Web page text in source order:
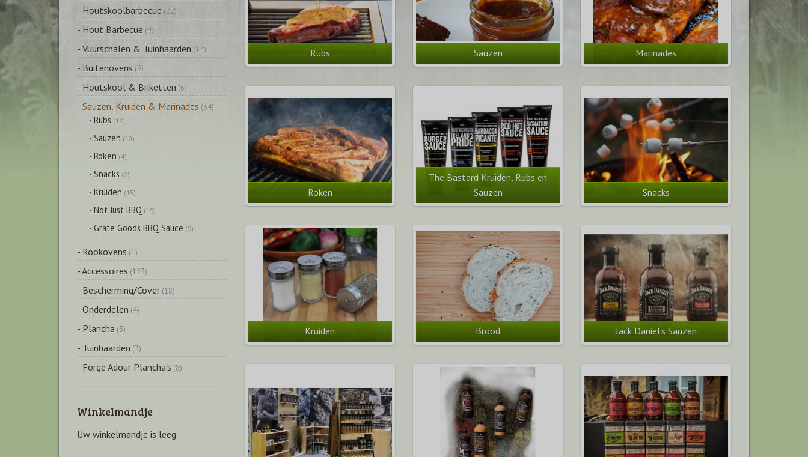
Rubs Sauzen Marinades
Roken
The Bastard Kruiden, Rubs en
Sauzen
Snacks
Kruiden Brood Jack Daniel's Sauzen
- Houtskoolbarbecue (22)
- Hout Barbecue (4)
- Vuurschalen & Tuinhaarden (14)
- Buitenovens (9)
- Houtskool & Briketten (6)
- Sauzen, Kruiden & Marinades (34)
- Rubs (12)
- Sauzen (10)
- Roken (4)
- Snacks (2)
- Kruiden (15)
- Not Just BBQ (19)
- Grate Goods BBQ Sauce (9)
- Rookovens (1)
- Accessoires (123)
- Bescherming/Cover (18)
- Onderdelen (4)
- Plancha (3)
- Tuinhaarden (3)
- Forge Adour Plancha's (8)
Winkelmandje
Uw winkelmandje is leeg.